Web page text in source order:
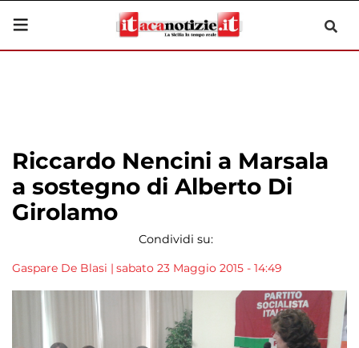
Riccardo Nencini a Marsala
a sostegno di Alberto Di
Girolamo
Condividi su:
Gaspare De Blasi | sabato 23 Maggio 2015 - 14:49